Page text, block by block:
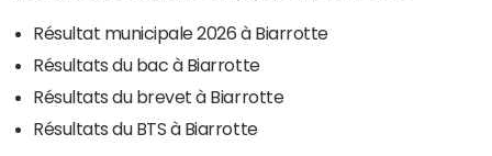
Résultat municipale 2026 à Biarrotte
Résultats du bac à Biarrotte
Résultats du brevet à Biarrotte
Résultats du BTS à Biarrotte